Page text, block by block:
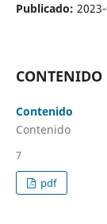
Publicado:
CONTENIDO
Contenido
Contenido
7
pdf